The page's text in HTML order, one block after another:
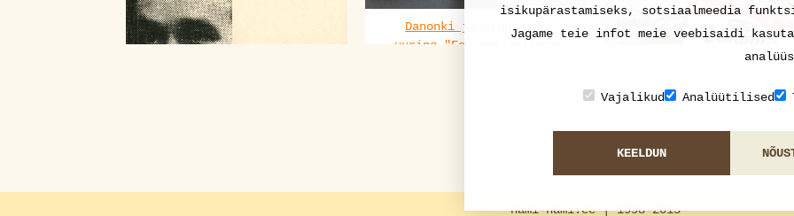
3 5
8 1
Danonki ja Mindshare
uuring "Eelkooliealiste
Eesti lastest ei söö
regulaarsusega
1 0
nami-nami.ee | 1998-2015
isikupärastamiseks, sotsiaalmeedia
Jagame teie infot meie veebisaidi
Vajalikud Analüütilised
KEELDUN